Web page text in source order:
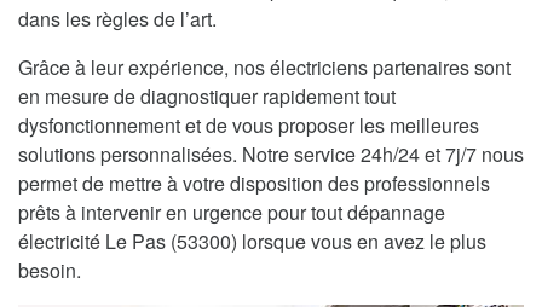
dans les règles de l’art.
Grâce à leur expérience, nos électriciens partenaires sont
en mesure de diagnostiquer rapidement tout
dysfonctionnement et de vous proposer les meilleures
solutions personnalisées. Notre service 24h/24 et 7j/7 nous
permet de mettre à votre disposition des professionnels
prêts à intervenir en urgence pour tout dépannage
électricité Le Pas (53300) lorsque vous en avez le plus
besoin.